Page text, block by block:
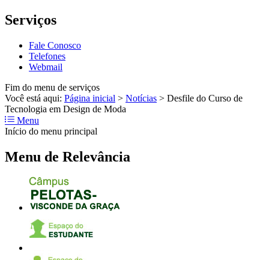
Serviços
Fale Conosco
Telefones
Webmail
Fim do menu de serviços
Você está aqui: Página inicial > Notícias > Desfile do Curso de
Tecnologia em Design de Moda
Menu
Início do menu principal
Menu de Relevância